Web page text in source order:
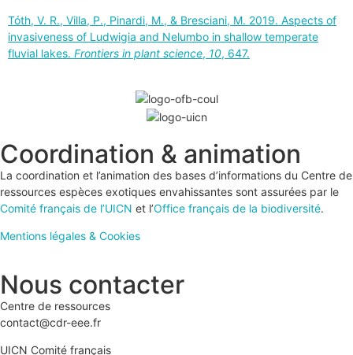
Tóth, V. R., Villa, P., Pinardi, M., & Bresciani, M. 2019. Aspects of
invasiveness of Ludwigia and Nelumbo in shallow temperate
fluvial lakes. Frontiers in plant science, 10, 647.
Coordination & animation
La coordination et l’animation des bases d’informations du Centre de
ressources espèces exotiques envahissantes sont assurées par le
Comité français de l’UICN et l’Office français de la biodiversité.
Mentions légales & Cookies
Nous contacter
Centre de ressources
contact@cdr-eee.fr
UICN Comité français